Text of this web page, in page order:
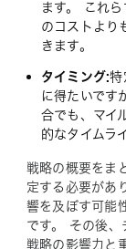
ます。 これ
のコストより
きます。
タイミング:特
に得たいです
合でも、マイ
的なタイムラ
戦略の概要をま
定する必要があ
響を及ぼす可能
です。 その後、
戦略の影響力と